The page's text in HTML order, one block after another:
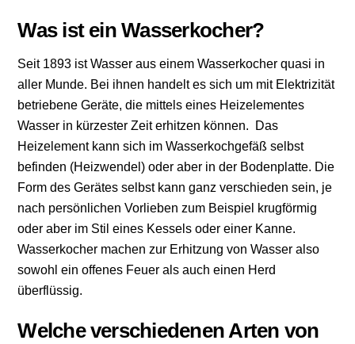
Was ist ein Wasserkocher?
Seit 1893 ist Wasser aus einem Wasserkocher quasi in
aller Munde. Bei ihnen handelt es sich um mit Elektrizität
betriebene Geräte, die mittels eines Heizelementes
Wasser in kürzester Zeit erhitzen können. Das
Heizelement kann sich im Wasserkochgefäß selbst
befinden (Heizwendel) oder aber in der Bodenplatte. Die
Form des Gerätes selbst kann ganz verschieden sein, je
nach persönlichen Vorlieben zum Beispiel krugförmig
oder aber im Stil eines Kessels oder einer Kanne.
Wasserkocher machen zur Erhitzung von Wasser also
sowohl ein offenes Feuer als auch einen Herd
überflüssig.
Welche verschiedenen Arten von